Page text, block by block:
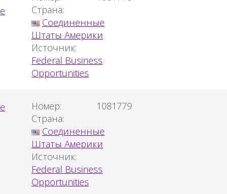
Страна:
Соединенные
Штаты Америки
Источник:
Federal Business
Opportunities
Номер:
1081779
Страна:
Соединенные
Штаты Америки
Источник:
Federal Business
Opportunities